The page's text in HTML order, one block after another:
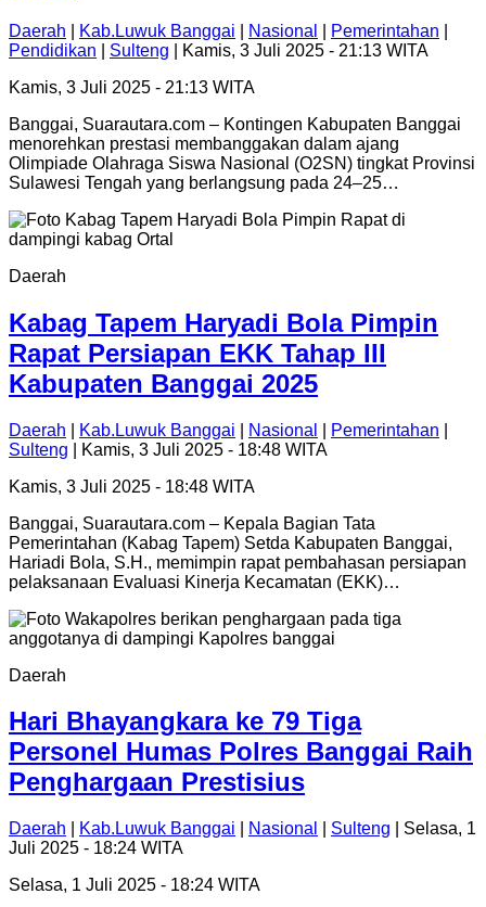
Daerah Kab.Luwuk Banggai Nasional Pemerintahan
Pendidikan
Sulteng | Kamis, 3 Juli 2025 - 21:13 WITA
Kamis, 3 Juli 2025 - 21:13 WITA
Banggai, Suarautara.com – Kontingen Kabupaten Banggai
menorehkan prestasi membanggakan dalam ajang
Olimpiade Olahraga Siswa Nasional (O2SN) tingkat Provinsi
Sulawesi Tengah yang berlangsung pada 24–25…
Daerah
Kabag Tapem Haryadi Bola Pimpin
Rapat Persiapan EKK Tahap III
Kabupaten Banggai 2025
Daerah Kab.Luwuk Banggai Nasional Pemerintahan
Sulteng | Kamis, 3 Juli 2025 - 18:48 WITA
Kamis, 3 Juli 2025 - 18:48 WITA
Banggai, Suarautara.com – Kepala Bagian Tata
Pemerintahan (Kabag Tapem) Setda Kabupaten Banggai,
Hariadi Bola, S.H., memimpin rapat pembahasan persiapan
pelaksanaan Evaluasi Kinerja Kecamatan (EKK)…
Daerah
Hari Bhayangkara ke 79 Tiga
Personel Humas Polres Banggai Raih
Penghargaan Prestisius
Daerah Kab.Luwuk Banggai Nasional Sulteng | Selasa, 1
Juli 2025 - 18:24 WITA
Selasa, 1 Juli 2025 - 18:24 WITA